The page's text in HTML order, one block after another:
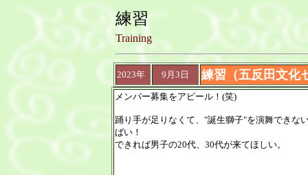
練習
Training
2023年 9月3日 練習（五反田文化
メンバー募集をアピール！(笑)
踊り手が足りなくて、"誕生獅子"を演舞できな
ばい！
できれば男子の20代、30代が来てほしい。